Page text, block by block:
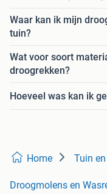
Waar kan ik mijn
tuin?
Wat voor soort
droogrekken?
Hoeveel was kan ik
Home Tuin
Droogmolens en